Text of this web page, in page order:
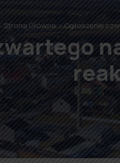
Strona Główna Ogłoszenie